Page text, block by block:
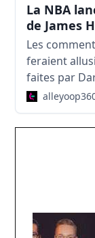
La NBA
de James
Les
feraient
faites par